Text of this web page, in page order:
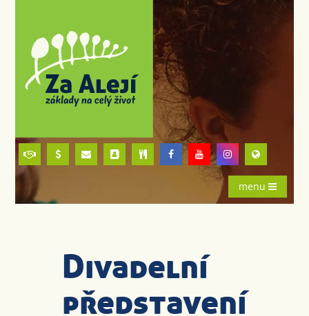
menu
Divadelní
představení